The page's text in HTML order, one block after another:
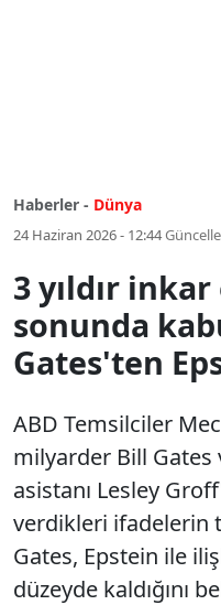
Haberler - Dünya
24 Haziran 2026 - 12:44
3 yıldır
sonunda
Gates'ten
ABD Temsilciler
milyarder Bill Gates
asistanı Lesley
verdikleri ifadelerin
Gates, Epstein ile
düzeyde kaldığını